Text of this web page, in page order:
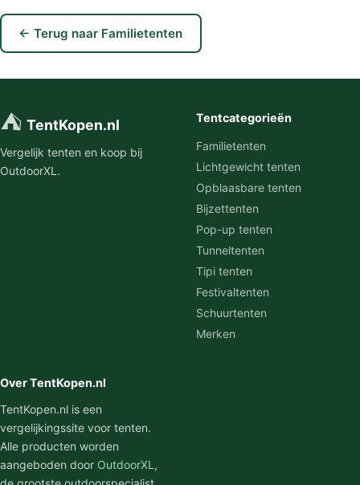
← Terug naar Familietenten
⛺ TentKopen.nl
Vergelijk tenten en koop bij
OutdoorXL.
Tentcategorieën
Familietenten
Lichtgewicht tenten
Opblaasbare tenten
Bijzettenten
Pop-up tenten
Tunneltenten
Tipi tenten
Festivaltenten
Schuurtenten
Merken
Over TentKopen.nl
TentKopen.nl is een
vergelijkingssite voor tenten.
Alle producten worden
aangeboden door OutdoorXL ,